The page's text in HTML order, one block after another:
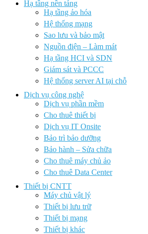
Hạ tầng nền tảng
Hạ tầng ảo hóa
Hệ thống mạng
Sao lưu và bảo mật
Nguồn điện – Làm mát
Hạ tầng HCI và SDN
Giám sát và PCCC
Hệ thống server AI tại chỗ
Dịch vụ công nghệ
Dịch vụ phần mềm
Cho thuê thiết bị
Dịch vụ IT Onsite
Bảo trì bảo dưỡng
Bảo hành – Sửa chữa
Cho thuê máy chủ ảo
Cho thuê Data Center
Thiết bị CNTT
Máy chủ vật lý
Thiết bị lưu trữ
Thiết bị mạng
Thiết bị khác